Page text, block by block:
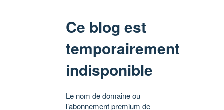
Ce blog est
temporairement
indisponible
Le nom de domaine ou
l’abonnement premium de